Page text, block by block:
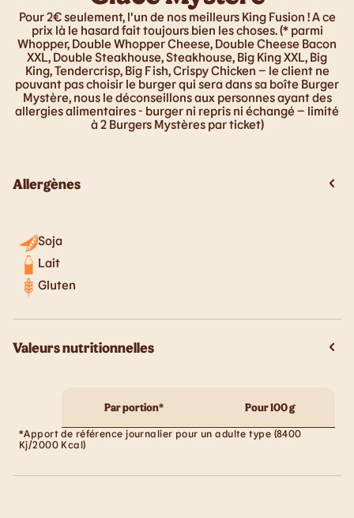
Pour 2€ seulement, l'un de nos meilleurs King Fusion ! A ce
prix là le hasard fait toujours bien les choses. (* parmi
Whopper, Double Whopper Cheese, Double Cheese Bacon
XXL, Double Steakhouse, Steakhouse, Big King XXL, Big
King, Tendercrisp, Big Fish, Crispy Chicken – le client ne
pouvant pas choisir le burger qui sera dans sa boîte Burger
Mystère, nous le déconseillons aux personnes ayant des
allergies alimentaires - burger ni repris ni échangé – limité
à 2 Burgers Mystères par ticket)
Allergènes
Soja
Lait
Gluten
Valeurs nutritionnelles
Par portion* Pour 100 g
*Apport de référence journalier pour un adulte type (8400
Kj/2000 Kcal)